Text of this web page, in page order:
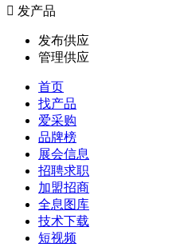
 发产品
发布供应
管理供应
首页
找产品
爱采购
品牌榜
展会信息
招聘求职
加盟招商
全息图库
技术下载
短视频